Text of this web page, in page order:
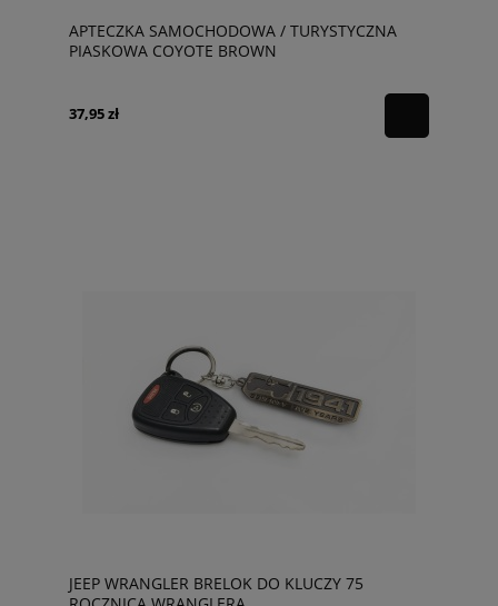
APTECZKA SAMOCHODOWA / TURYSTYCZNA
PIASKOWA COYOTE BROWN
37,95 zł
JEEP WRANGLER BRELOK DO KLUCZY 75